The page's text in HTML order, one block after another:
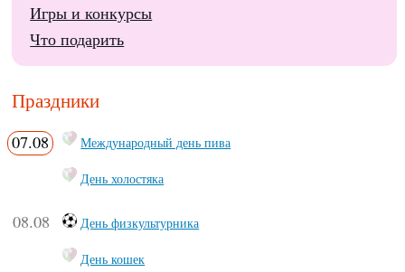
Игры и конкурсы
Что подарить
Праздники
07.08 Международный день пива
День холостяка
08.08 День физкультурника
День кошек